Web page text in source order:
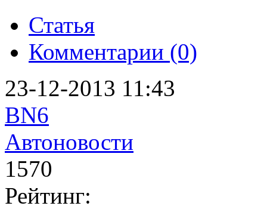
Статья
Комментарии (0)
23-12-2013 11:43
BN6
Автоновости
1570
Рейтинг: